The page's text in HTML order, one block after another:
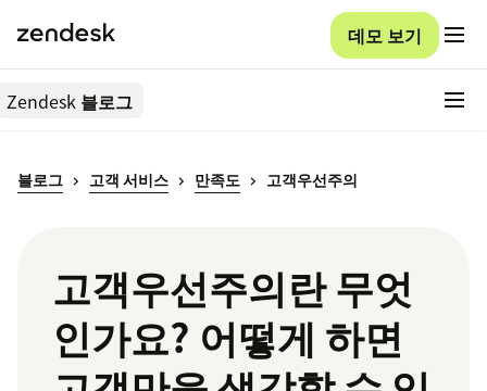
데모 보기
Zendesk 블로그
블로그 고객 서비스 만족도 고객우선주의
고객우선주의란 무엇
인가요? 어떻게 하면